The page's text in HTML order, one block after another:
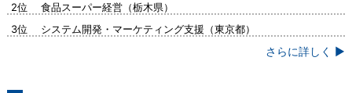
2位 食品スーパー経営（栃木県）
3位 システム開発・マーケティング支援（東京都）
さらに詳しく ▶